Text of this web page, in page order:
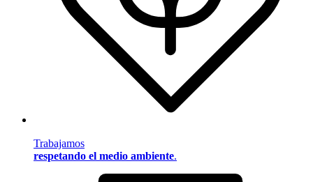
Trabajamos
respetando el medio ambiente.